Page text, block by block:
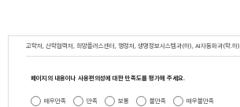
교학처, 산학협력처, 희망플러스센터, 행정처, 생명정보시스템과(하), AI자동화과(학.하)
페이지의 내용이나 사용편의성에 대한 만족도를 평가해 주세요.
매우만족 만족 보통 불만족 매우불만족